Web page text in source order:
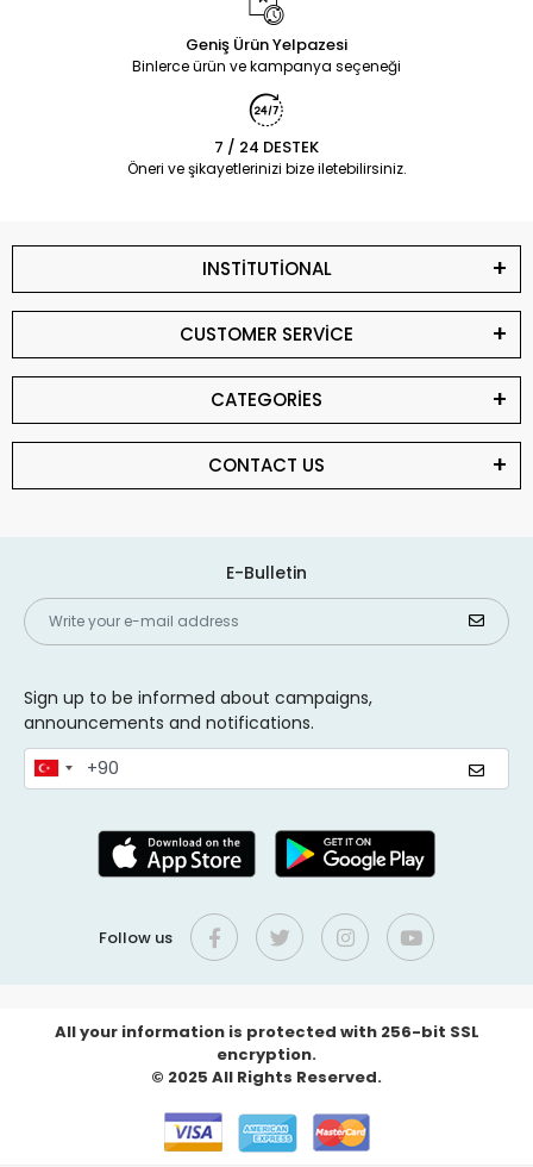
Geniş Ürün Yelpazesi
Binlerce ürün ve kampanya seçeneği
7 / 24 DESTEK
Öneri ve şikayetlerinizi bize iletebilirsiniz.
INSTİTUTİONAL
CUSTOMER SERVİCE
CATEGORİES
CONTACT US
E-Bulletin
Sign up to be informed about campaigns,
announcements and notifications.
Follow us
All your information is protected with 256-bit SSL
encryption.
© 2025 All Rights Reserved.